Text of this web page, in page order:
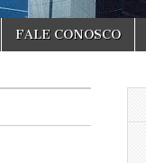
FALE CONOSCO